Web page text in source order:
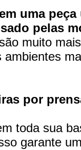
uma
pelas
muito
por
toda sua
garante